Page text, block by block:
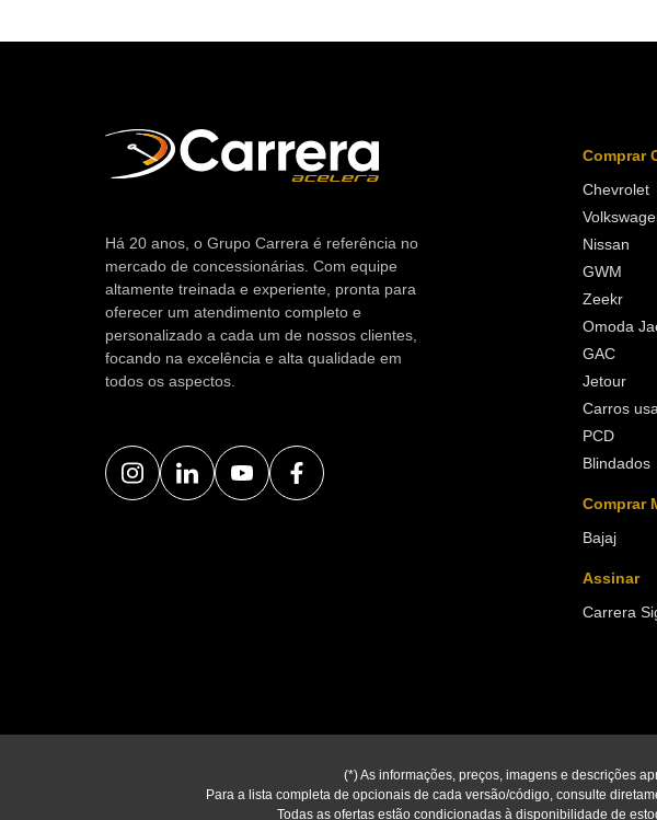
Há 20 anos, o Grupo Carrera é referência no
mercado de concessionárias. Com equipe
altamente treinada e experiente, pronta para
oferecer um atendimento completo e
personalizado a cada um de nossos clientes,
focando na excelência e alta qualidade em
todos os aspectos.
Comprar
Chevrolet
Nissan
GWM
Zeekr
Omoda
GAC
Jetour
Carros
PCD
Blindados
Comprar
Bajaj
Assinar
Carrera
(*) As informações, preços, imagens e descrições
Para a lista completa de opcionais de cada versão/código, consulte
Todas as ofertas estão condicionadas à disponibilidade de